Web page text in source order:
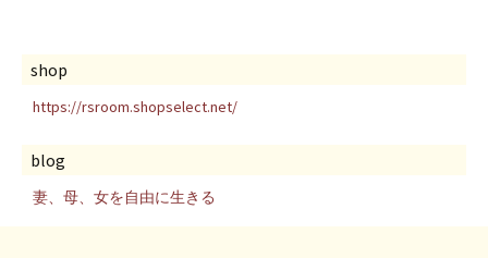
shop
https://rsroom.shopselect.net/
blog
妻、母、女を自由に生きる